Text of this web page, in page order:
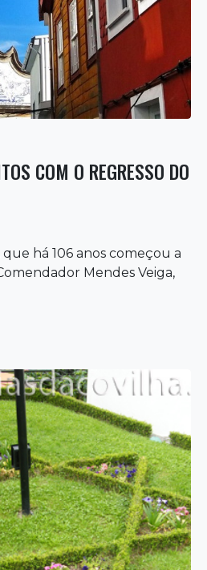
COM O REGRESSO DO
há 106 anos começou a
Mendes Veiga,